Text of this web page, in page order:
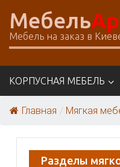
content
Мебель
Мебель на заказ в
КОРПУСНАЯ МЕБЕЛЬ
Главная / Мягкая
Разделы